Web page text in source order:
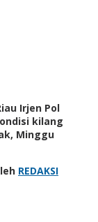
Irjen Pol
kilang
Minggu
REDAKSI